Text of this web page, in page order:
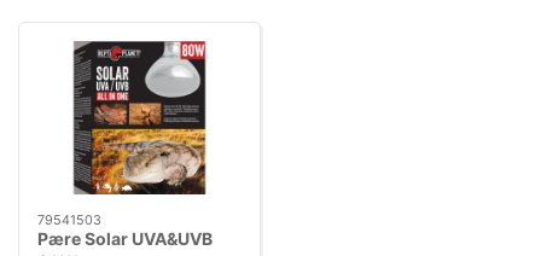
79541503
Pære Solar UVA&UVB